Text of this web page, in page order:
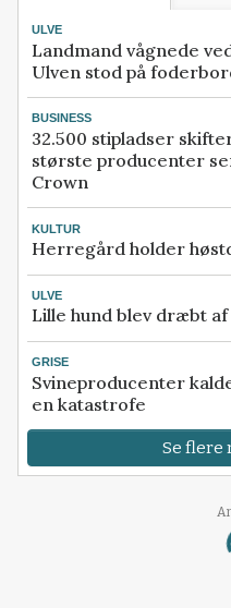
ULVE
Landmand vågnede
Ulven stod på
BUSINESS
32.500 stipladser
største producenter
Crown
KULTUR
Herregård holder
ULVE
Lille hund blev dræbt af
GRISE
Svineproducenter
en katastrofe
Se flere